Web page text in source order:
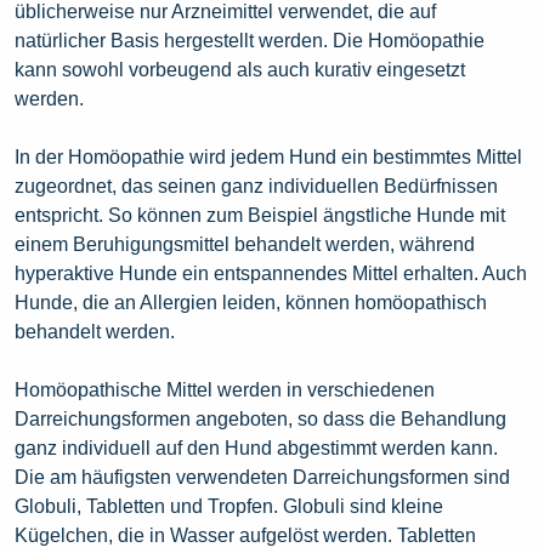
üblicherweise nur Arzneimittel verwendet, die auf
natürlicher Basis hergestellt werden. Die Homöopathie
kann sowohl vorbeugend als auch kurativ eingesetzt
werden.
In der Homöopathie wird jedem Hund ein bestimmtes Mittel
zugeordnet, das seinen ganz individuellen Bedürfnissen
entspricht. So können zum Beispiel ängstliche Hunde mit
einem Beruhigungsmittel behandelt werden, während
hyperaktive Hunde ein entspannendes Mittel erhalten. Auch
Hunde, die an Allergien leiden, können homöopathisch
behandelt werden.
Homöopathische Mittel werden in verschiedenen
Darreichungsformen angeboten, so dass die Behandlung
ganz individuell auf den Hund abgestimmt werden kann.
Die am häufigsten verwendeten Darreichungsformen sind
Globuli, Tabletten und Tropfen. Globuli sind kleine
Kügelchen, die in Wasser aufgelöst werden. Tabletten